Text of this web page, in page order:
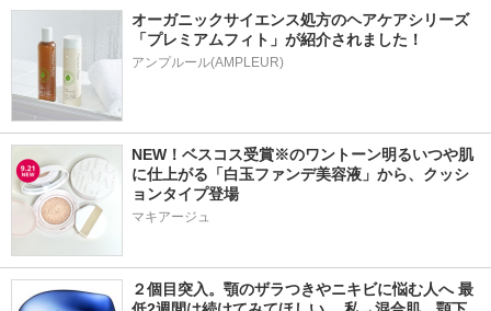
オーガニックサイエンス処方のヘアケアシリーズ
「プレミアムフィト」が紹介されました！
アンプルール(AMPLEUR)
NEW！ベスコス受賞※のワントーン明るいつや肌
に仕上がる「白玉ファンデ美容液」から、クッシ
ョンタイプ登場
マキアージュ
２個目突入。顎のザラつきやニキビに悩む人へ 最